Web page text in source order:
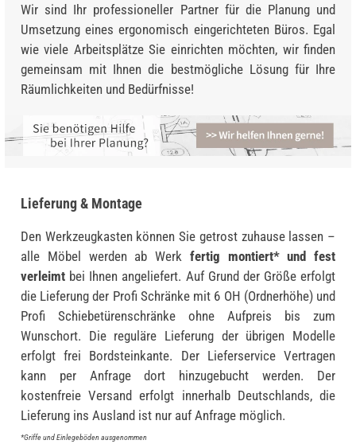
Wir sind Ihr professioneller Partner für die Planung und
Umsetzung eines ergonomisch eingerichteten Büros. Egal
wie viele Arbeitsplätze Sie einrichten möchten, wir finden
gemeinsam mit Ihnen die bestmögliche Lösung für Ihre
Räumlichkeiten und Bedürfnisse!
Lieferung & Montage
Den Werkzeugkasten können Sie getrost zuhause lassen –
alle Möbel werden ab Werk fertig montiert* und fest
verleimt bei Ihnen angeliefert. Auf Grund der Größe erfolgt
die Lieferung der Profi Schränke mit 6 OH (Ordnerhöhe) und
Profi Schiebetürenschränke ohne Aufpreis bis zum
Wunschort. Die reguläre Lieferung der übrigen Modelle
erfolgt frei Bordsteinkante. Der Lieferservice Vertragen
kann per Anfrage dort hinzugebucht werden. Der
kostenfreie Versand erfolgt innerhalb Deutschlands, die
Lieferung ins Ausland ist nur auf Anfrage möglich.
*Griffe und Einlegeböden ausgenommen